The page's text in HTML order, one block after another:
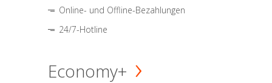
Online- und Offline-Bezahlungen
24/7-Hotline
Economy+